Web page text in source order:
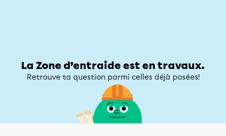
La Zone d’entraide est en travaux.
Retrouve ta question parmi celles déjà posées!